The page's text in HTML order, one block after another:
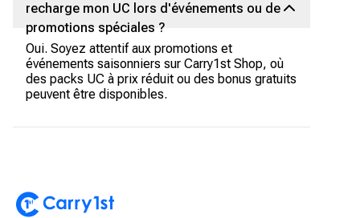
recharge mon UC lors d'événements ou de
promotions spéciales ?
Oui. Soyez attentif aux promotions et
événements saisonniers sur Carry1st Shop, où
des packs UC à prix réduit ou des bonus gratuits
peuvent être disponibles.